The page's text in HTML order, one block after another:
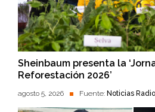
Sheinbaum presenta la
Reforestación 2026’
agosto 5, 2026 Fuente: Noticias